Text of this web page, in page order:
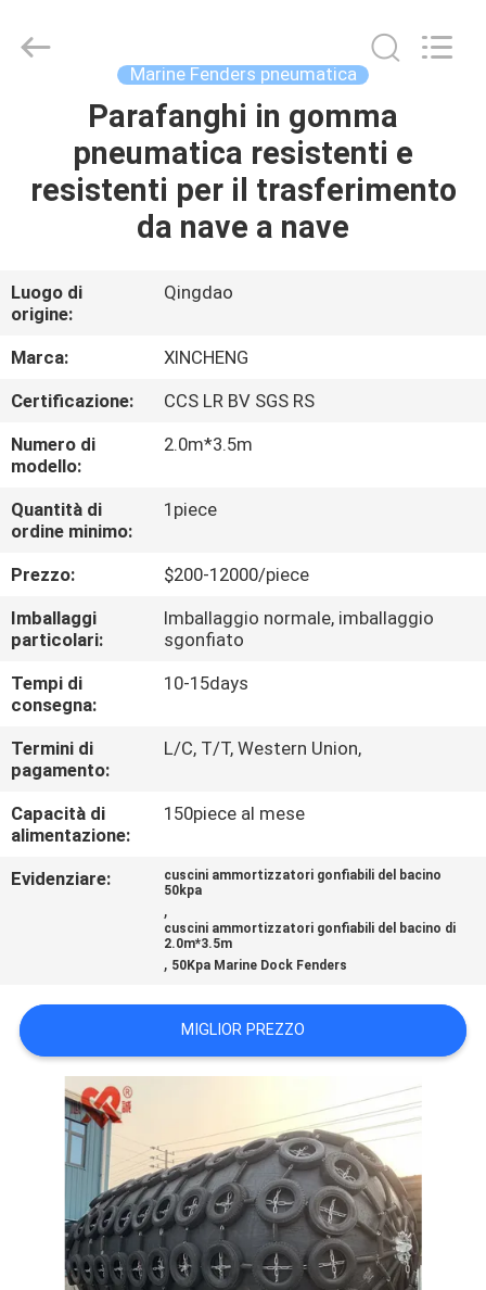
PRODOTTI
VR
CIRCA
NOI
GIRO
DELLA
FABBRICA
CONTROLLO
DI
QUALITÀ
CONTATTICI
NOTIZIE
CASI
DEL
SITO
PRIVACY
POLICY
Products
Marine Fenders pneumatica
Parafanghi in gomma
pneumatica resistenti e
resistenti per il trasferimento
da nave a nave
Luogo di
origine:
Qingdao
Marca:
XINCHENG
Certificazione:
CCS LR BV SGS RS
Numero di
modello:
2.0m*3.5m
Quantità di
ordine minimo:
1piece
Prezzo:
$200-12000/piece
Imballaggi
particolari:
Imballaggio normale, imballaggio
sgonfiato
Tempi di
consegna:
10-15days
Termini di
pagamento:
L/C, T/T, Western Union,
Capacità di
alimentazione:
150piece al mese
Evidenziare:
cuscini ammortizzatori gonfiabili del bacino
50kpa
,
cuscini ammortizzatori gonfiabili del bacino di
2.0m*3.5m
, 50Kpa Marine Dock Fenders
MIGLIOR PREZZO